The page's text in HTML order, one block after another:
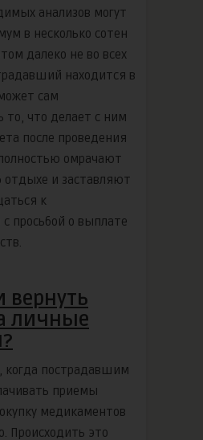
анализов могут
в несколько сотен
далеко не во всех
находится в
сам
то, что делает с ним
после проведения
омрачают
отдыхе и заставляют
к
просьбой о выплате
вернуть
личные
когда пострадавшим
приемы
медикаментов
Происходить это